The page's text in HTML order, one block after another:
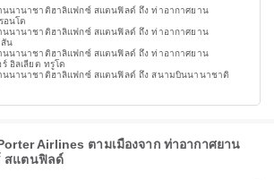
นนานาชาติฮาลิแฟกซ์ สแตนฟิลด์ ถึง ท่าอากาศยาน
อนโต
นนานาชาติฮาลิแฟกซ์ สแตนฟิลด์ ถึง ท่าอากาศยาน
น
นนานาชาติฮาลิแฟกซ์ สแตนฟิลด์ ถึง ท่าอากาศยาน
อิลเลียต ทรูโด
นนานาชาติฮาลิแฟกซ์ สแตนฟิลด์ ถึง สนามบินนานาชาติ
Airlines ตามเมืองจาก ท่าอากาศยาน
สแตนฟิลด์